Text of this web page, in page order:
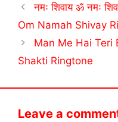
नमः शिवाय ॐ नमः
Om Namah Shivay
Man Me Hai Teri
Shakti Ringtone
Leave a